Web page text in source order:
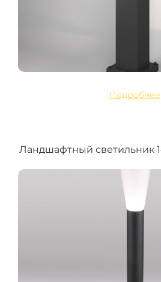
Подробнее
Ландшафтный светильник